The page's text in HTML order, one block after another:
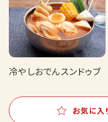
冷やしおでんスンドゥブ
お気に入